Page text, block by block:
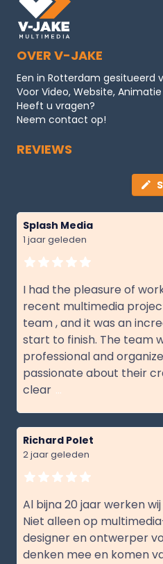
OVER V-JAKE
Een in Rotterdam gesitueerd
Voor Video, Website,
Heeft u vragen?
Neem contact op!
REVIEWS
Splash Media
1 jaar geleden
I had the pleasure of
recent multimedia
team , and it was an
start to finish. The team
professional and
passionate about their
clear ...
Richard Polet
2 jaar geleden
Al bijna 20 jaar werken
Niet alleen op
designer en ontwerper
denken mee en komen